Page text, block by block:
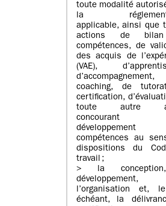
toute modalité
la
applicable, ainsi que
actions de
compétences, de
des acquis de
(VAE),
coaching, de
certification,
toute autre
concourant
développement
compétences au
dispositions du
travail ;
> la
développement,
l’organisation et,
échéant, la